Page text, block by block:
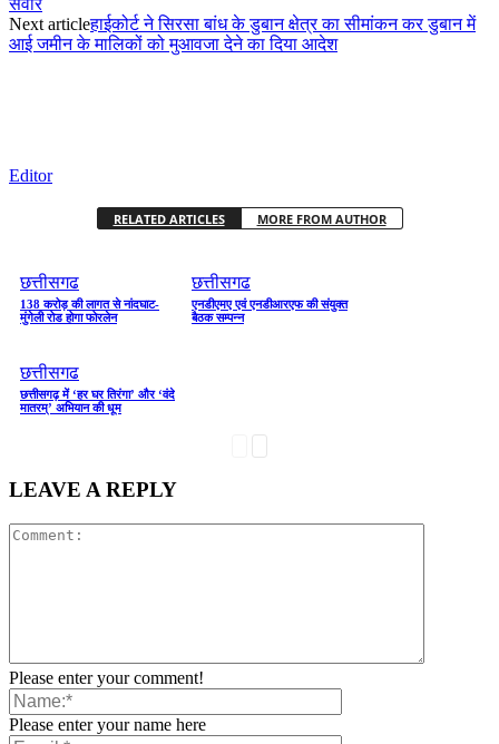
Next articleहाईकोर्ट ने सिरसा बांध के डुबान क्षेत्र का सीमांकन कर डुबान में
आई जमीन के मालिकों को मुआवजा देने का दिया आदेश
Editor
RELATED ARTICLES MORE FROM AUTHOR
छत्तीसगढ
138 करोड़ की लागत से नांदघाट-
मुंगेली रोड होगा फोरलेन
छत्तीसगढ
एनडीएमए एवं एनडीआरएफ की संयुक्त
बैठक सम्पन्न
छत्तीसगढ
छत्तीसगढ़ में ‘हर घर तिरंगा’ और ‘वंदे
मातरम्’ अभियान की धूम
LEAVE A REPLY
Please enter your comment!
Please enter your name here